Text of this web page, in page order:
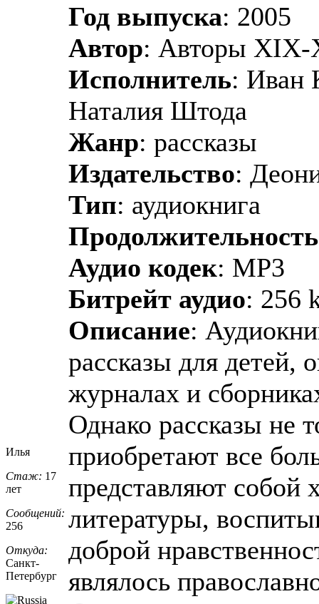
Илья
Стаж: 17
лет
Сообщений:
256
Откуда:
Санкт-
Петерб​ург
Год выпуска: 2005
Автор: Авторы XIX-
Исполнитель: Иван
Наталия Штода
Жанр: рассказы
Издательство:
Тип: аудиокнига
Продолжительность
Аудио кодек: MP3
Битрейт аудио: 256
Описание:
рассказы для детей,
журналах и
Однако рассказы не
приобретают все
представляют собой
литературы,
доброй
являлось